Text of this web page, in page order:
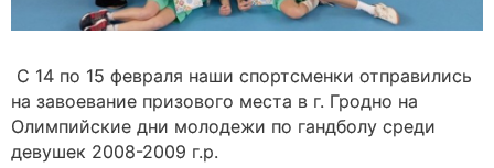
С 14 по 15 февраля наши спортсменки отправились
на завоевание призового места в г. Гродно на
Олимпийские дни молодежи по гандболу среди
девушек 2008-2009 г.р.